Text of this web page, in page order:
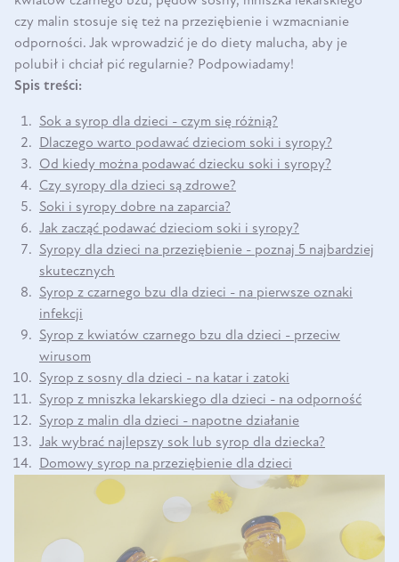
czy malin stosuje się też na przeziębienie i wzmacnianie
odporności. Jak wprowadzić je do diety malucha, aby je
polubił i chciał pić regularnie? Podpowiadamy!
Spis treści:
Sok a syrop dla dzieci - czym się różnią?
Dlaczego warto podawać dzieciom soki i syropy?
Od kiedy można podawać dziecku soki i syropy?
Czy syropy dla dzieci są zdrowe?
Soki i syropy dobre na zaparcia?
Jak zacząć podawać dzieciom soki i syropy?
Syropy dla dzieci na przeziębienie - poznaj 5 najbardziej
skutecznych
Syrop z czarnego bzu dla dzieci - na pierwsze oznaki
infekcji
Syrop z kwiatów czarnego bzu dla dzieci - przeciw
wirusom
Syrop z sosny dla dzieci - na katar i zatoki
Syrop z mniszka lekarskiego dla dzieci - na odporność
Syrop z malin dla dzieci - napotne działanie
Jak wybrać najlepszy sok lub syrop dla dziecka?
Domowy syrop na przeziębienie dla dzieci